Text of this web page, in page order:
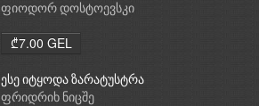
ფიოდორ დოსტოევსკი
₾7.00 GEL
ესე იტყოდა ზარატუსტრა
ფრიდრიხ ნიცშე